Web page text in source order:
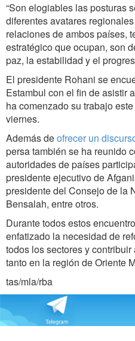
“Son elogiables las posturas
diferentes avatares
relaciones de ambos países,
estratégico que ocupan, son
paz, la estabilidad y el
El presidente Rohani se
Estambul con el fin de asistir
ha comenzado su trabajo
viernes.
Además deofrecer un
persa también se ha reunido
autoridades de países
presidente ejecutivo de
presidente del Consejo de la
Bensalah, entre otros.
Durante todos estos
enfatizado la necesidad de
todos los sectores y
tanto en la región de Oriente
tas/mla/rba